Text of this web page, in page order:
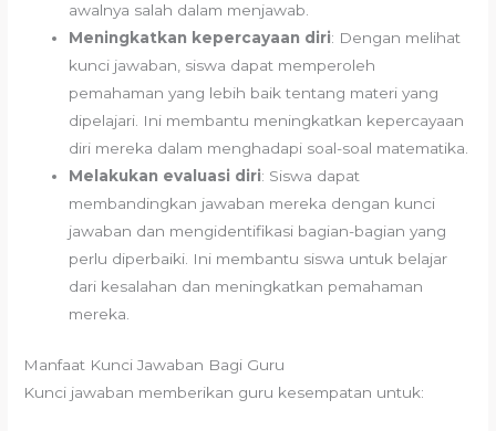
awalnya salah dalam menjawab.
Meningkatkan kepercayaan diri: Dengan melihat
kunci jawaban, siswa dapat memperoleh
pemahaman yang lebih baik tentang materi yang
dipelajari. Ini membantu meningkatkan kepercayaan
diri mereka dalam menghadapi soal-soal matematika.
Melakukan evaluasi diri: Siswa dapat
membandingkan jawaban mereka dengan kunci
jawaban dan mengidentifikasi bagian-bagian yang
perlu diperbaiki. Ini membantu siswa untuk belajar
dari kesalahan dan meningkatkan pemahaman
mereka.
Manfaat Kunci Jawaban Bagi Guru
Kunci jawaban memberikan guru kesempatan untuk: